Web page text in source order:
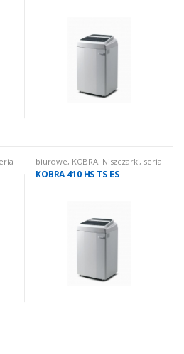
biurowe, KOBRA, Niszczarki, seria
410 TS
KOBRA 410 HS TS ES